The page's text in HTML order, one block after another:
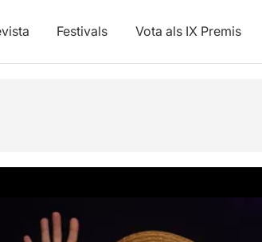
Festivals Vota als IX Premis